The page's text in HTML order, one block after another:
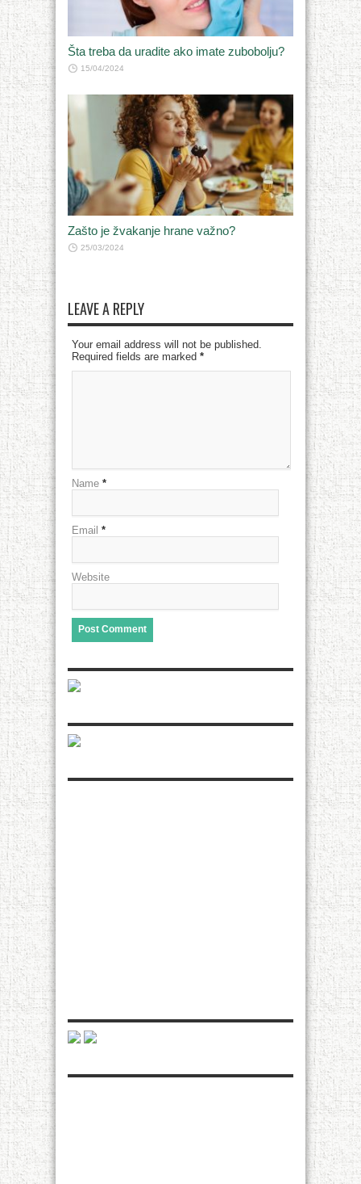
Šta treba da uradite ako imate zubobolju?
15/04/2024
Zašto je žvakanje hrane važno?
25/03/2024
LEAVE A REPLY
Your email address will not be published.
Required fields are marked *
Name *
Email *
Website